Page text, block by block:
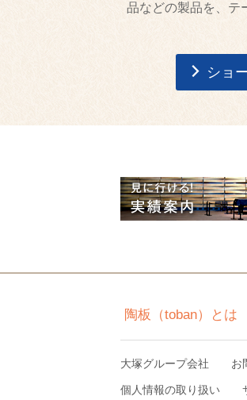
品などの製品を、テ
ショ
陶板（toban）とは
大塚グループ会社 お
個人情報の取り扱い